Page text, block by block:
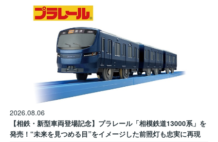
2026.08.06
【相鉄・新型車両登場記念】プラレール「相模鉄道13000系」を
発売！“未来を見つめる目”をイメージした前照灯も忠実に再現